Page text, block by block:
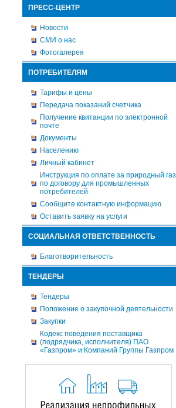
ПРЕСС-ЦЕНТР
Новости
СМИ о нас
Фотогалерея
ПОТРЕБИТЕЛЯМ
Тарифы и цены
Передача показаний счетчика
Получение квитанции по электронной
почте
Документы
Населению
Личный кабинет
Инструкция по оплате за природный газ
по договору для промышленных
потребителей
Сообщите контактную информацию
Оставить заявку на услуги
СОЦИАЛЬНАЯ ОТВЕТСТВЕННОСТЬ
Благотворительность
ТЕНДЕРЫ
Тендеры
Положение о закупочной деятельности
Закупки
Кодекс поведения поставщика
(подрядчика, исполнителя) ПАО
«Газпром» и Компаний Группы Газпром